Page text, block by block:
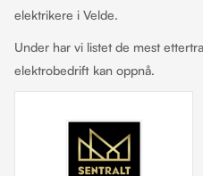
elektrikere i Velde.
Under har vi listet de mest
elektrobedrift kan oppnå.